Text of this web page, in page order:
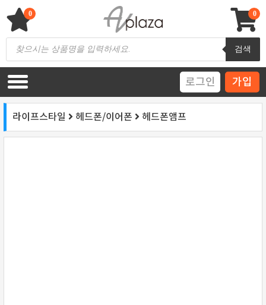
content
AV 플라자
하이파이 / 홈씨어터 전문 쇼핑몰
Products
search
검색
0
0
로그인 가입
라이프스타일 헤드폰/이어폰 헤드폰앰프